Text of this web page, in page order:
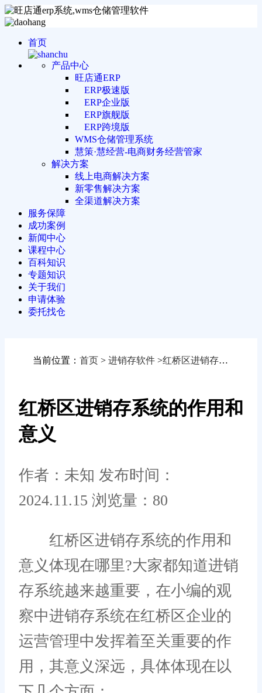
首页
产品中心
旺店通ERP
ERP极速版
ERP企业版
ERP旗舰版
ERP跨境版
WMS仓储管理系统
慧策·慧经营-电商财务经营管家
解决方案
线上电商解决方案
新零售解决方案
全渠道解决方案
服务保障
成功案例
新闻中心
课程中心
百科知识
专题知识
关于我们
申请体验
委托找仓
当前位置： 首页 > 进销存软件 >红桥区进销存系统的作用和意义
红桥区进销存系统的作用和
意义
作者：未知 发布时间：
2024.11.15 浏览量：80
红桥区进销存系统的作用和
意义体现在哪里?大家都知道进销
存系统越来越重要，在小编的观
察中进销存系统在红桥区企业的
运营管理中发挥着至关重要的作
用，其意义深远，具体体现在以